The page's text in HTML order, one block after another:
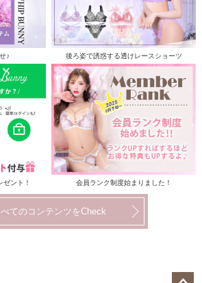
♪ 後ろ姿で誘惑する透けレースショーツ
ント！ 会員ランク制度始まりました！
てのコンテンツをCheck